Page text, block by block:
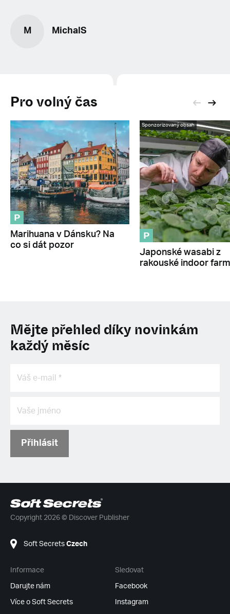
M MichalS
Pro volný čas
P
Marihuana v Dánsku? Na
co si dát pozor
P
Sponzorizovaný obsah
Japonské wasabi z
rakouské indoor
Mějte přehled díky novinkám
každý měsíc
Přihlásit
Copyright 2026 © Discover Publisher
Soft Secrets Czech
Informace
Darujte nám
Více o Soft Secrets
Sledovat
Facebook
Instagram